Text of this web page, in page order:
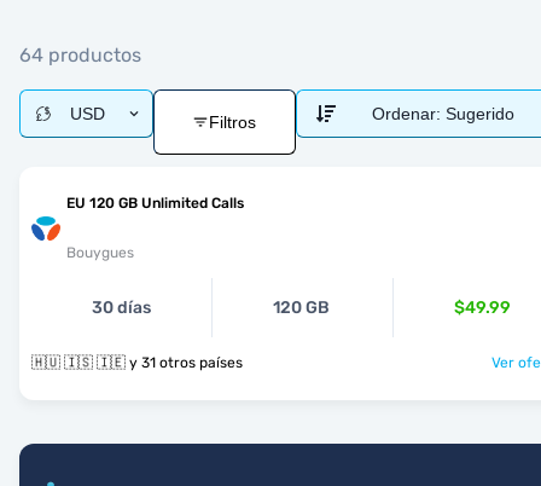
64 productos
USD Filtros Ordenar: Sugerido
EU 120 GB Unlimited Calls
Bouygues
30 días 120 GB $49.99
🇭🇺 🇮🇸 🇮🇪 y 31 otros países Ver